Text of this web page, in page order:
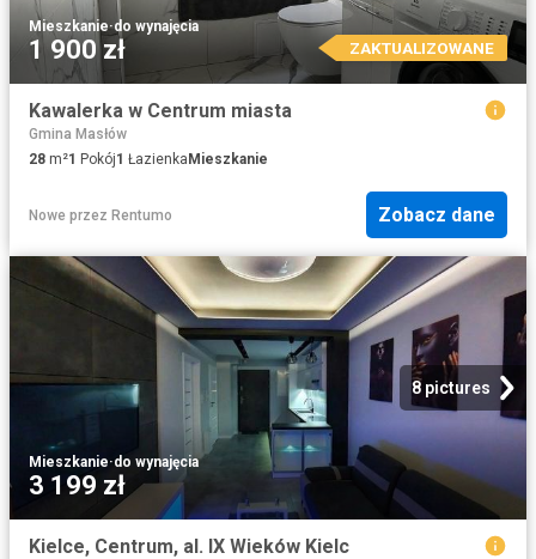
Mieszkanie·do wynajęcia
1 900 zł ZAKTUALIZOWANE
Kawalerka w Centrum miasta
Gmina Masłów
28 m²1 Pokój1 Łazienka Mieszkanie
Nowe przez Rentumo Zobacz dane
8 pictures
Mieszkanie·do wynajęcia
3 199 zł
Kielce, Centrum, al. IX Wieków Kielc